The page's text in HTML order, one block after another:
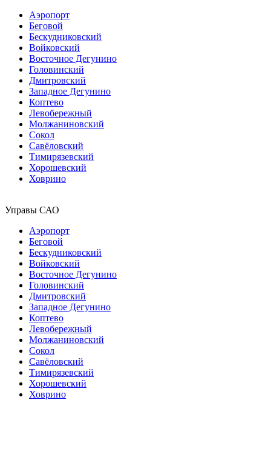
Аэропорт
Беговой
Бескудниковский
Войковский
Восточное Дегунино
Головинский
Дмитровский
Западное Дегунино
Коптево
Левобережный
Молжаниновский
Сокол
Савёловский
Тимирязевский
Хорошевский
Ховрино
Управы САО
Аэропорт
Беговой
Бескудниковский
Войковский
Восточное Дегунино
Головинский
Дмитровский
Западное Дегунино
Коптево
Левобережный
Молжаниновский
Сокол
Савёловский
Тимирязевский
Хорошевский
Ховрино